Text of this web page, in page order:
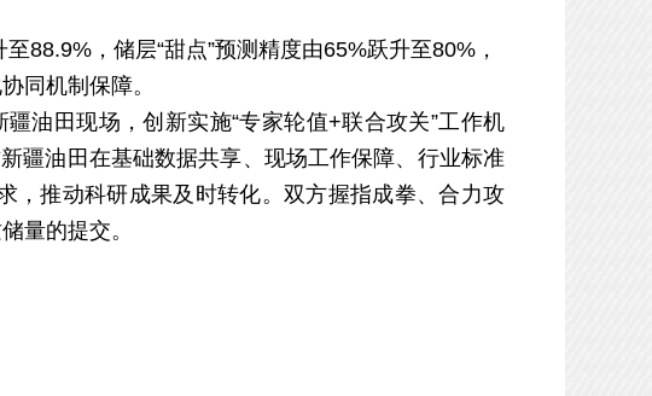
88.9%， 储层“甜点”预测精度由65%跃升至80%，
同机制保障。
疆油田现场，创新实施“专家轮值+联合攻关”工作机
疆油田在基础数据共享、现场工作保障、行业标准
推动科研成果及时转化。 双方握指成拳、合力攻
量的提交。